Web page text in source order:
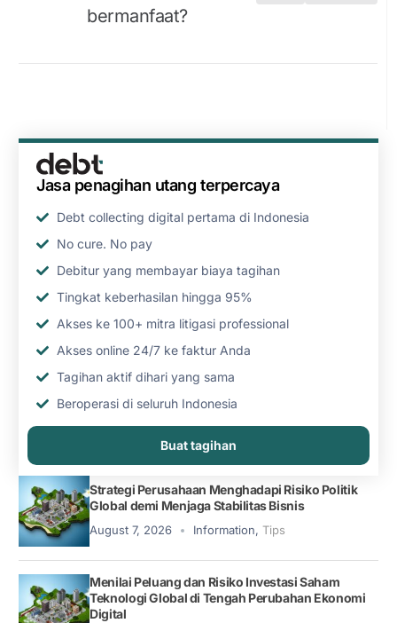
bermanfaat?
Jasa penagihan utang terpercaya
Debt collecting digital pertama di Indonesia
No cure. No pay
Debitur yang membayar biaya tagihan
Tingkat keberhasilan hingga 95%
Akses ke 100+ mitra litigasi professional
Akses online 24/7 ke faktur Anda
Tagihan aktif dihari yang sama
Beroperasi di seluruh Indonesia
Buat tagihan
Strategi Perusahaan Menghadapi Risiko Politik
Global demi Menjaga Stabilitas Bisnis
August 7, 2026 Information, Tips
Menilai Peluang dan Risiko Investasi Saham
Teknologi Global di Tengah Perubahan Ekonomi
Digital